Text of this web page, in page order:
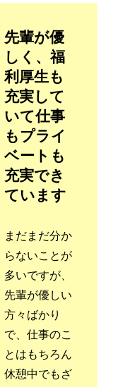
先輩が優
しく、福
利厚生も
充実して
いて仕事
もプライ
ベートも
充実でき
ています
まだまだ分か
らないことが
多いですが、
先輩が優しい
方々ばかり
で、仕事のこ
とはもちろん
休憩中でもざ